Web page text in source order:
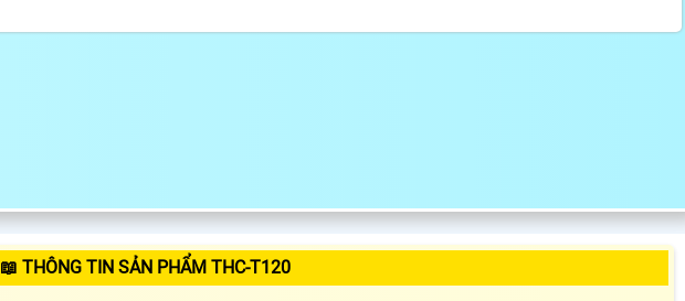
📖 THÔNG TIN SẢN PHẨM THC-T120